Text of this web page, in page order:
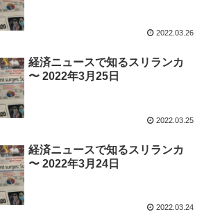
2022.03.26
経済ニュースで知るスリランカ
〜 2022年3月25日
2022.03.25
経済ニュースで知るスリランカ
〜 2022年3月24日
2022.03.24